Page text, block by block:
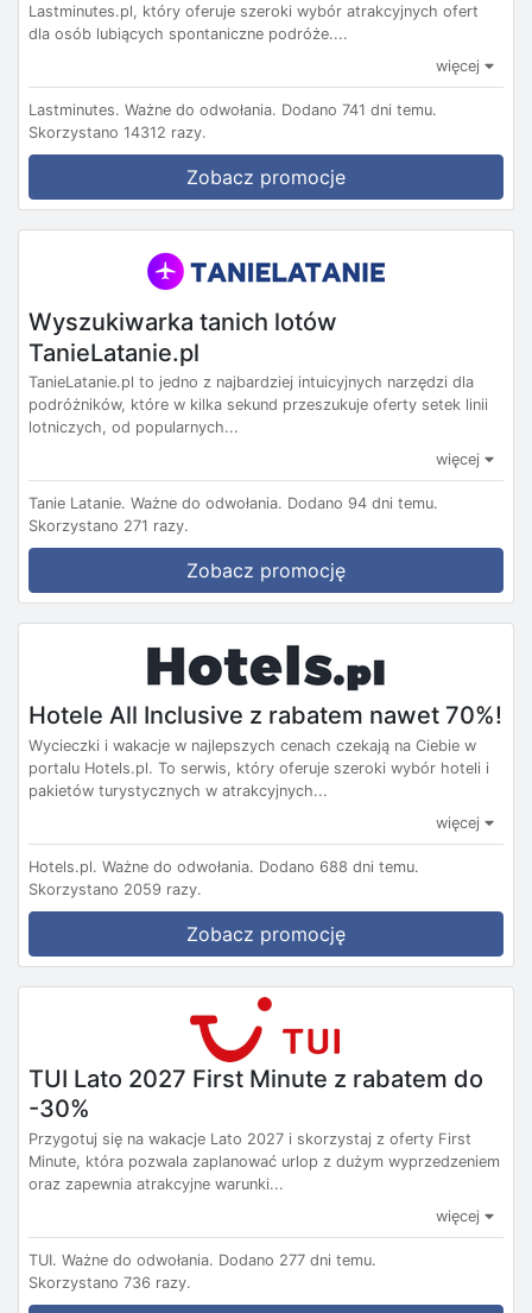
Lastminutes.pl, który oferuje szeroki wybór atrakcyjnych ofert
dla osób lubiących spontaniczne podróże....
więcej
Lastminutes. Ważne do odwołania. Dodano 741 dni temu.
Skorzystano 14312 razy.
Zobacz promocje
Wyszukiwarka tanich lotów
TanieLatanie.pl
TanieLatanie.pl to jedno z najbardziej intuicyjnych narzędzi dla
podróżników, które w kilka sekund przeszukuje oferty setek linii
lotniczych, od popularnych...
więcej
Tanie Latanie. Ważne do odwołania. Dodano 94 dni temu.
Skorzystano 271 razy.
Zobacz promocję
Hotele All Inclusive z rabatem nawet 70%!
Wycieczki i wakacje w najlepszych cenach czekają na Ciebie w
portalu Hotels.pl. To serwis, który oferuje szeroki wybór hoteli i
pakietów turystycznych w atrakcyjnych...
więcej
Hotels.pl. Ważne do odwołania. Dodano 688 dni temu.
Skorzystano 2059 razy.
Zobacz promocję
TUI Lato 2027 First Minute z rabatem do
-30%
Przygotuj się na wakacje Lato 2027 i skorzystaj z oferty First
Minute, która pozwala zaplanować urlop z dużym wyprzedzeniem
oraz zapewnia atrakcyjne warunki...
więcej
TUI. Ważne do odwołania. Dodano 277 dni temu.
Skorzystano 736 razy.